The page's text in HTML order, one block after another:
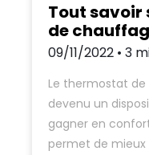
Tout savoir
de
09/11/2022 • 3
Le thermostat
devenu un
gagner en
permet de mieux